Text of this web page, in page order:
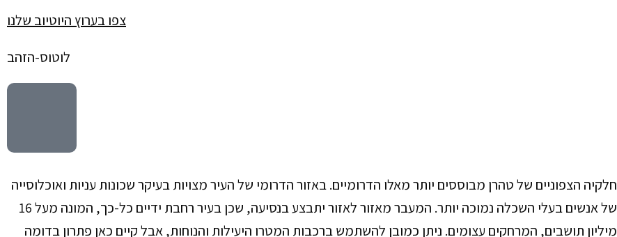
צפו בערוץ היוטיוב שלנו
לוטוס-הזהב
חלקיה הצפוניים של טהרן מבוססים יותר מאלו הדרומיים. באזור הדרומי של העיר מצויות בעיקר שכונות עניות ואוכלוסייה
של אנשים בעלי השכלה נמוכה יותר. המעבר מאזור לאזור יתבצע בנסיעה, שכן בעיר רחבת ידיים כל-כך, המונה מעל 16
מיליון תושבים, המרחקים עצומים. ניתן כמובן להשתמש ברכבות המטרו היעילות והנוחות, אבל קיים כאן פתרון בדומה